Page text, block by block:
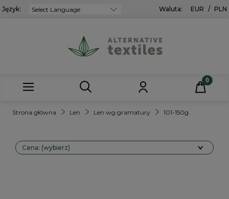
Język: Waluta: EUR / PLN
Strona główna Len Len wg gramatury 101-150g
Cena: (wybierz)